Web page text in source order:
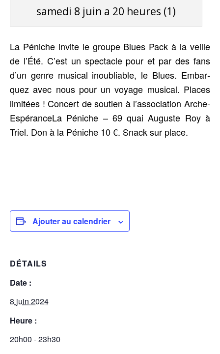
samedi 8 juin a 20 heures (1)
La Péniche invite le groupe Blues Pack à la veille
de l’É­té. C’est un spec­tacle pour et par des fans
d’un genre musi­cal inou­bliable, le Blues. Embar­
quez avec nous pour un voyage musi­cal. Places
limi­tées ! Concert de sou­tien à l’as­so­cia­tion Arche-
Espé­ran­ce­La Péniche – 69 quai Auguste Roy à
Triel. Don à la Péniche 10 €. Snack sur place.
Ajouter au calendrier
DÉTAILS
Date :
8 juin 2024
Heure :
20h00 - 23h30